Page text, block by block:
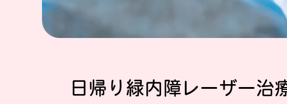
日帰り緑内障レーザー治